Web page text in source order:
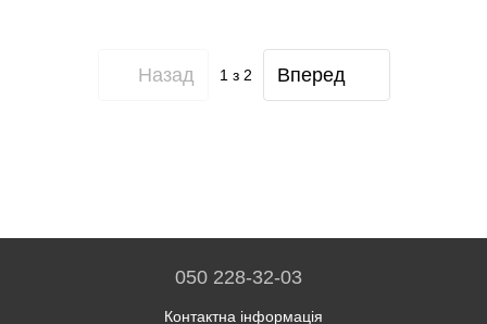
Назад 1 з 2 Вперед
050 228-32-03
Контактна інформація